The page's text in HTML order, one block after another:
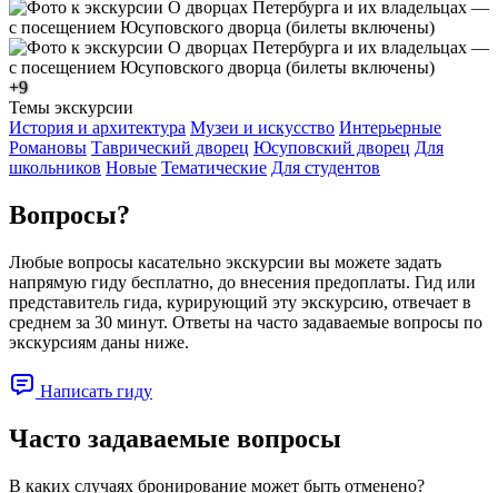
+9
Темы экскурсии
История и архитектура Музеи и искусство Интерьерные
Романовы Таврический дворец Юсуповский дворец Для
школьников Новые Тематические Для студентов
Вопросы?
Любые вопросы касательно экскурсии вы можете задать
напрямую гиду бесплатно, до внесения предоплаты. Гид или
представитель гида, курирующий эту экскурсию, отвечает в
среднем за 30 минут. Ответы на часто задаваемые вопросы по
экскурсиям даны ниже.
Написать гиду
Часто задаваемые вопросы
В каких случаях бронирование может быть отменено?